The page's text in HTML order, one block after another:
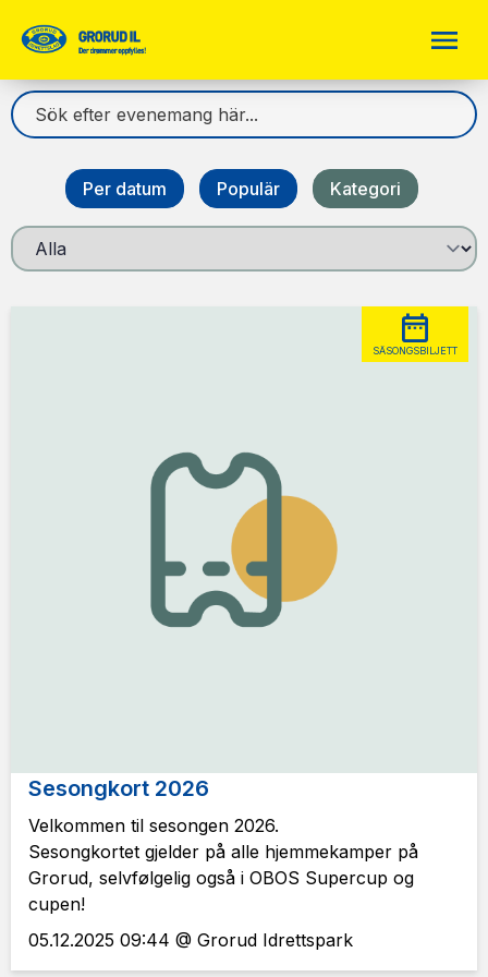
Per datum Populär Kategori
Sesongkort 2026
Velkommen til sesongen 2026.
Sesongkortet gjelder på alle hjemmekamper på
Grorud, selvfølgelig også i OBOS Supercup og
cupen!
05.12.2025 09:44 @ Grorud Idrettspark
SÄSONGSBILJETT